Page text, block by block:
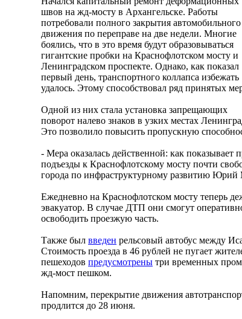
швов на жд-мосту в Архангельске. Работы
потребовали полного закрытия автомобильного
движения по переправе на две недели. Многие
боялись, что в это время будут образовываться
гигантские пробки на Краснофлотском мосту и
Ленинградском проспекте. Однако, как показал
первый день, транспортного коллапса избежать
удалось. Этому способствовал ряд принятых
Одной из них стала установка запрещающих
поворот налево знаков в узких местах
Это позволило повысить пропускную
- Мера оказалась действенной: как
подъезды к Краснофлотскому мосту почти
города по инфраструктурному развитию Юрий
Ежедневно на Краснофлотском мосту теперь
эвакуатор. В случае ДТП они смогут
освободить проезжую часть.
Также был введен рельсовый автобус между
Стоимость проезда в 46 рублей не пугает
пешеходов предусмотрены три временных
жд-мост пешком.
Напомним, перекрытие движения
продлится до 28 июня.